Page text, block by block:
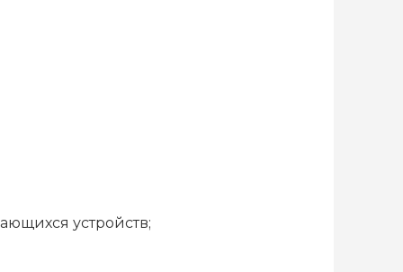
устройств;